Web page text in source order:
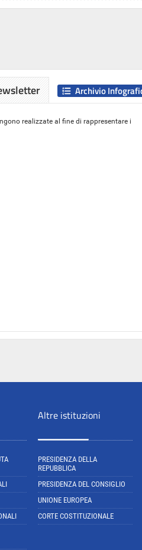
realizzate al fine di rappresentare i
Archivio
Altre istituzioni
PRESIDENZA DELLA
REPUBBLICA
PRESIDENZA DEL CONSIGLIO
UNIONE EUROPEA
CORTE COSTITUZIONALE